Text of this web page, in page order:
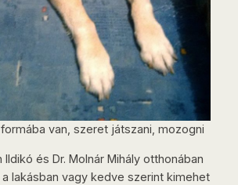
van, szeret játszani, mozogni
Ildikó és Dr. Molnár Mihály otthonában
lakásban vagy kedve szerint kimehet